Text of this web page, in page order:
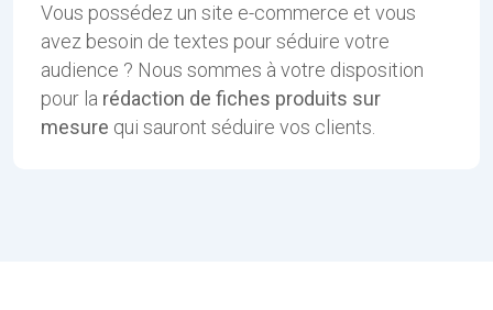
Vous possédez un site e-commerce et vous
avez besoin de textes pour séduire votre
audience ? Nous sommes à votre disposition
pour la rédaction de fiches produits sur
mesure qui sauront séduire vos clients.